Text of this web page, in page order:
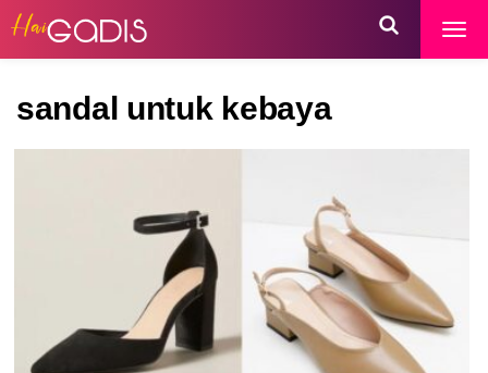
sandal untuk kebaya